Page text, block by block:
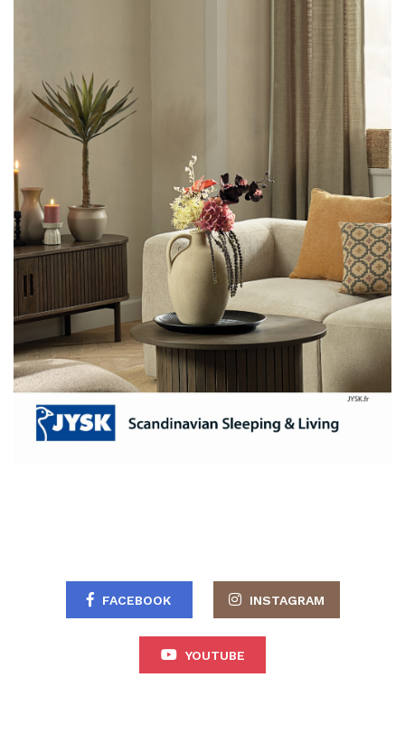
FACEBOOK INSTAGRAM
YOUTUBE